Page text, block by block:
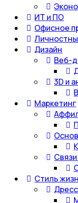
ИТ и ПО
Офисное
Дизайн
Веб-
3D и
Маркетинг
Стиль